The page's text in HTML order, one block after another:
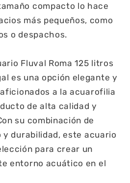
compacto lo hace
más pequeños, como
o despachos.
Fluval Roma 125 litros
es una opción elegante y
a la acuarofilia
de alta calidad y
su combinación de
durabilidad, este acuario
para crear un
entorno acuático en el